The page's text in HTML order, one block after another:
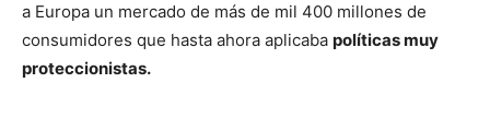
a Europa un mercado de más de mil 400 millones de
consumidores que hasta ahora aplicaba políticas muy
proteccionistas.